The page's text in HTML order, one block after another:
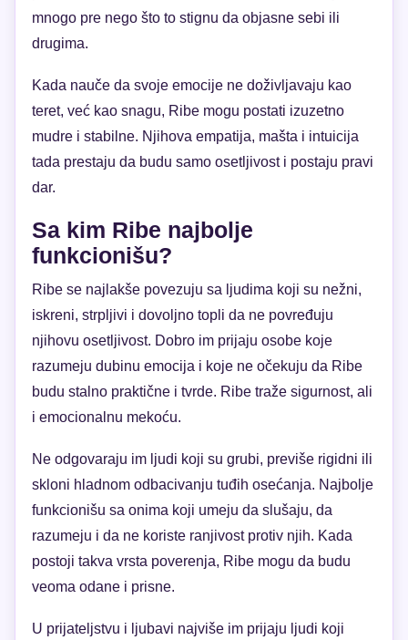
mnogo pre nego što to stignu da objasne sebi ili
drugima.
Kada nauče da svoje emocije ne doživljavaju kao
teret, već kao snagu, Ribe mogu postati izuzetno
mudre i stabilne. Njihova empatija, mašta i intuicija
tada prestaju da budu samo osetljivost i postaju pravi
dar.
Sa kim Ribe najbolje
funkcionišu?
Ribe se najlakše povezuju sa ljudima koji su nežni,
iskreni, strpljivi i dovoljno topli da ne povređuju
njihovu osetljivost. Dobro im prijaju osobe koje
razumeju dubinu emocija i koje ne očekuju da Ribe
budu stalno praktične i tvrde. Ribe traže sigurnost, ali
i emocionalnu mekoću.
Ne odgovaraju im ljudi koji su grubi, previše rigidni ili
skloni hladnom odbacivanju tuđih osećanja. Najbolje
funkcionišu sa onima koji umeju da slušaju, da
razumeju i da ne koriste ranjivost protiv njih. Kada
postoji takva vrsta poverenja, Ribe mogu da budu
veoma odane i prisne.
U prijateljstvu i ljubavi najviše im prijaju ljudi koji